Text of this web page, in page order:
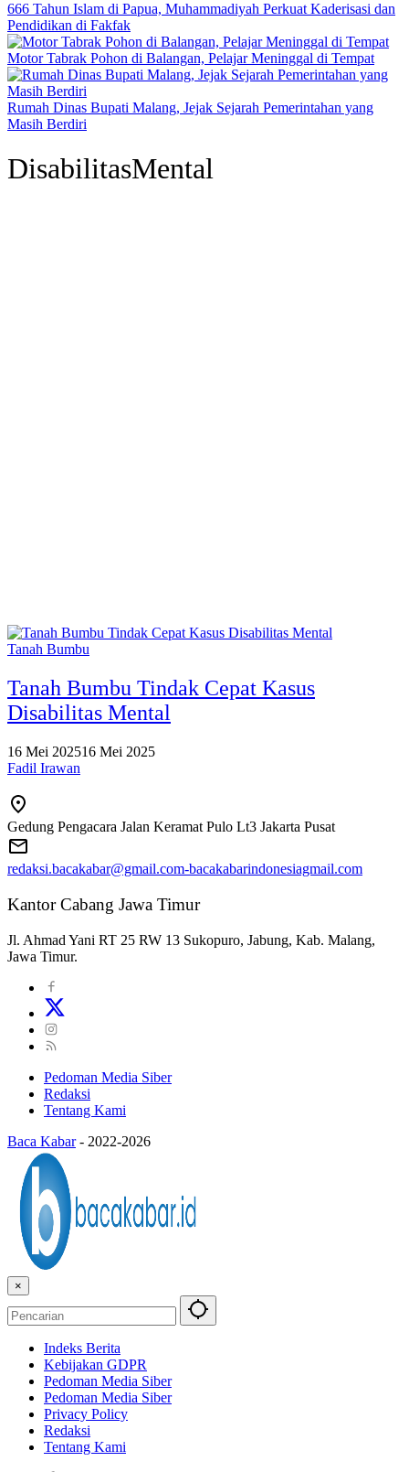
666 Tahun Islam di Papua, Muhammadiyah Perkuat Kaderisasi dan
Pendidikan di Fakfak
Motor Tabrak Pohon di Balangan, Pelajar Meninggal di Tempat
Rumah Dinas Bupati Malang, Jejak Sejarah Pemerintahan yang
Masih Berdiri
DisabilitasMental
Tanah Bumbu
Tanah Bumbu Tindak Cepat Kasus
Disabilitas Mental
16 Mei 202516 Mei 2025
Fadil Irawan
Gedung Pengacara Jalan Keramat Pulo Lt3 Jakarta Pusat
redaksi.bacakabar@gmail.com-bacakabarindonesiagmail.com
Kantor Cabang Jawa Timur
Jl. Ahmad Yani RT 25 RW 13 Sukopuro, Jabung, Kab. Malang,
Jawa Timur.
Pedoman Media Siber
Redaksi
Tentang Kami
Baca Kabar - 2022-2026
×
Indeks Berita
Kebijakan GDPR
Pedoman Media Siber
Pedoman Media Siber
Privacy Policy
Redaksi
Tentang Kami